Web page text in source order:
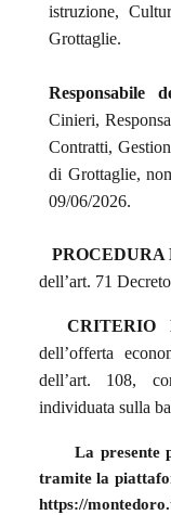
istruzione,
Grottaglie.
Responsabile
Cinieri,
Contratti,
di Grottaglie,
09/06/2026.
PROCEDURA
dell’art. 71
CRITERIO
dell’offerta
dell’art. 108,
individuata sulla
La presente
tramite la
https://